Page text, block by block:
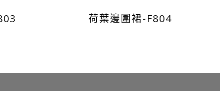
荷葉邊圍裙-F804